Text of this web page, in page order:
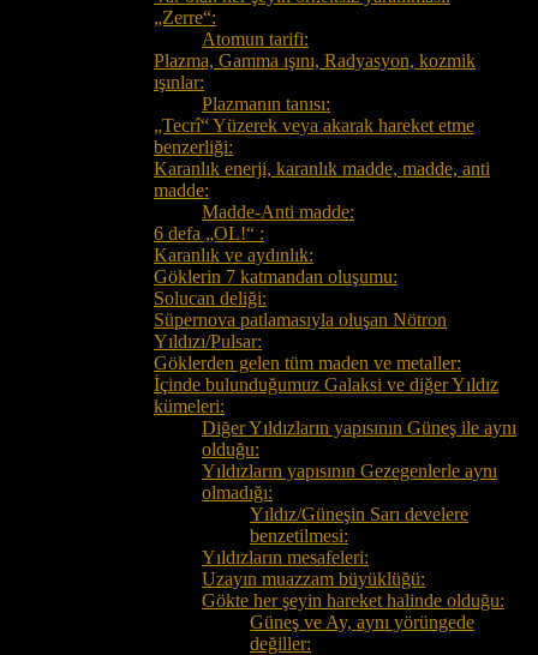
„Zerre“:
Atomun tarifi:
Plazma, Gamma ışını, Radyasyon, kozmik
ışınlar:
Plazmanın tanısı:
„Tecrî“ Yüzerek veya akarak hareket etme
benzerliği:
Karanlık enerji, karanlık madde, madde, anti
madde:
Madde-Anti madde:
6 defa „OL!“ :
Karanlık ve aydınlık:
Göklerin 7 katmandan oluşumu:
Solucan deliği:
Süpernova patlamasıyla oluşan Nötron
Yıldızı/Pulsar:
Göklerden gelen tüm maden ve metaller:
İçinde bulunduğumuz Galaksi ve diğer Yıldız
kümeleri:
Diğer Yıldızların yapısının Güneş ile aynı
olduğu:
Yıldızların yapısının Gezegenlerle aynı
olmadığı:
Yıldız/Güneşin Sarı develere
benzetilmesi:
Yıldızların mesafeleri:
Uzayın muazzam büyüklüğü:
Gökte her şeyin hareket halinde olduğu:
Güneş ve Ay, aynı yörüngede
değiller: